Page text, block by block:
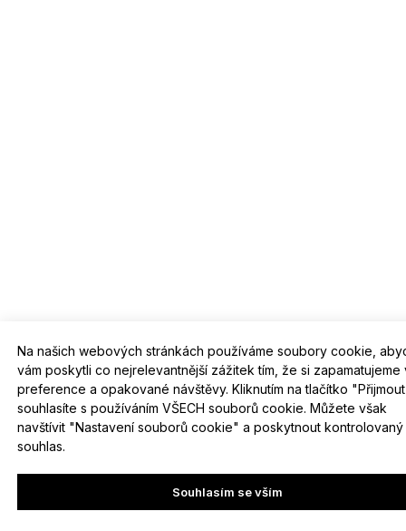
Na našich webových stránkách používáme soubory cookie,
vám poskytli co nejrelevantnější zážitek tím, že si zapamatujeme
preference a opakované návštěvy. Kliknutím na tlačítko
souhlasíte s používáním VŠECH souborů cookie. Můžete však
navštívit "Nastavení souborů cookie" a poskytnout kontrolovaný
souhlas.
Souhlasím se vším